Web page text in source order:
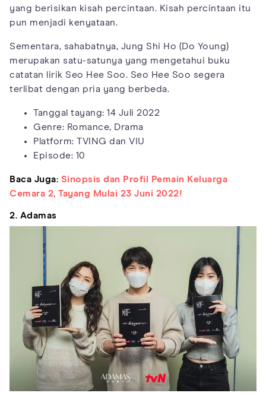
yang berisikan kisah percintaan. Kisah percintaan itu
pun menjadi kenyataan.
Sementara, sahabatnya, Jung Shi Ho (Do Young)
merupakan satu-satunya yang mengetahui buku
catatan lirik Seo Hee Soo. Seo Hee Soo segera
terlibat dengan pria yang berbeda.
Tanggal tayang: 14 Juli 2022
Genre: Romance, Drama
Platform: TVING dan VIU
Episode: 10
Baca Juga: Sinopsis dan Profil Pemain Keluarga
Cemara 2, Tayang Mulai 23 Juni 2022!
2. Adamas